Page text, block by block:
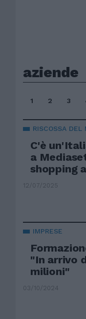
aziende
1 2 3
RISCOSSA DEL
C'è
a
shopping
12/07/2025
IMPRESE
"In arrivo
milioni"
03/10/2024